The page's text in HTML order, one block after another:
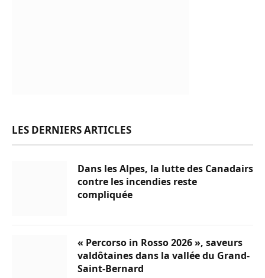
LES DERNIERS ARTICLES
Dans les Alpes, la lutte des Canadairs
contre les incendies reste
compliquée
« Percorso in Rosso 2026 », saveurs
valdôtaines dans la vallée du Grand-
Saint-Bernard